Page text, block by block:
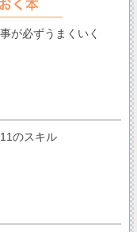
が必ずうまくいく
のスキル